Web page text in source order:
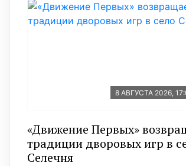
8 АВГУСТА 2026,
«Движение Первых»
традиции дворовых игр в
Селечня